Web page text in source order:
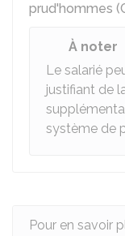
prud'hommes
À noter
Le salarié
justifiant de
système de
Pour en savoir